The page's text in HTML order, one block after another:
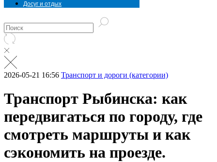
Досуг и отдых
2026-05-21 16:56 Транспорт и дороги (категории)
Транспорт Рыбинска: как
передвигаться по городу, где
смотреть маршруты и как
сэкономить на проезде.